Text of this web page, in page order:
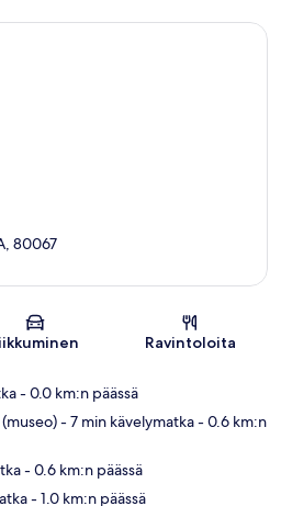
Kartta
80067
Ravintoloita
- 0.0 km:n päässä
- 7 min kävelymatka- 0.6 km:n
- 0.6 km:n päässä
- 1.0 km:n päässä